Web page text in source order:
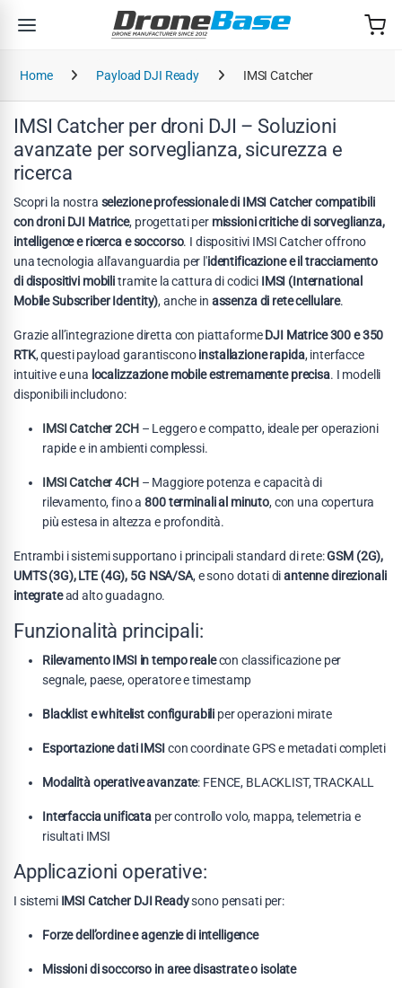
Home Payload DJI Ready IMSI Catcher
IMSI Catcher per droni DJI – Soluzioni
avanzate per sorveglianza, sicurezza e
ricerca
Scopri la nostra selezione professionale di IMSI Catcher compatibili
con droni DJI Matrice, progettati per missioni critiche di sorveglianza,
intelligence e ricerca e soccorso. I dispositivi IMSI Catcher offrono
una tecnologia all'avanguardia per l'identificazione e il tracciamento
di dispositivi mobilitramite la cattura di codici IMSI (International
Mobile Subscriber Identity), anche in assenza di rete cellulare.
Grazie all’integrazione diretta con piattaformeDJI Matrice 300 e 350
RTK, questi payload garantisconoinstallazione rapida, interfacce
intuitive e una localizzazione mobile estremamente precisa. I modelli
disponibili includono:
IMSI Catcher 2CH– Leggero e compatto, ideale per operazioni
rapide e in ambienti complessi.
IMSI Catcher 4CH– Maggiore potenza e capacità di
rilevamento, fino a800 terminali al minuto, con una copertura
più estesa in altezza e profondità.
Entrambi i sistemi supportano i principali standard di rete:GSM (2G),
UMTS (3G), LTE (4G), 5G NSA/SA, e sono dotati diantenne direzionali
integratead alto guadagno.
Funzionalità principali:
Rilevamento IMSI in tempo realecon classificazione per
segnale, paese, operatore e timestamp
Blacklist e whitelist configurabili per operazioni mirate
Esportazione dati IMSI con coordinate GPS e metadati completi
Modalità operative avanzate: FENCE, BLACKLIST, TRACKALL
Interfaccia unificata per controllo volo, mappa, telemetria e
risultati IMSI
Applicazioni operative:
I sistemi IMSI Catcher DJI Readysono pensati per:
Forze dell’ordine e agenzie di intelligence
Missioni di soccorso in aree disastrate o isolate